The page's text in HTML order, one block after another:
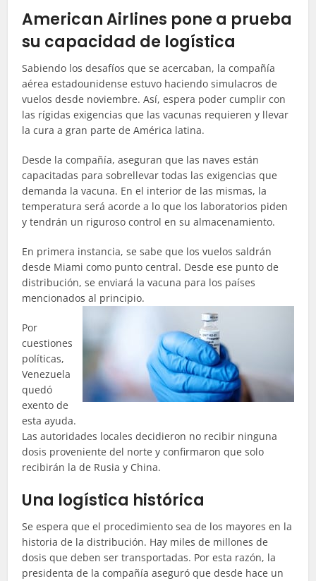
American Airlines pone a prueba
su capacidad de logística
Sabiendo los desafíos que se acercaban, la compañía
aérea estadounidense estuvo haciendo simulacros de
vuelos desde noviembre. Así, espera poder cumplir con
las rígidas exigencias que las vacunas requieren y llevar
la cura a gran parte de América latina.
Desde la compañía, aseguran que las naves están
capacitadas para sobrellevar todas las exigencias que
demanda la vacuna. En el interior de las mismas, la
temperatura será acorde a lo que los laboratorios piden
y tendrán un riguroso control en su almacenamiento.
En primera instancia, se sabe que los vuelos saldrán
desde Miami como punto central. Desde ese punto de
distribución, se enviará la vacuna para los países
mencionados al principio.
Por
cuestiones
políticas,
Venezuela
quedó
exento de
esta ayuda.
Las autoridades locales decidieron no recibir ninguna
dosis proveniente del norte y confirmaron que solo
recibirán la de Rusia y China.
Una logística histórica
Se espera que el procedimiento sea de los mayores en la
historia de la distribución. Hay miles de millones de
dosis que deben ser transportadas. Por esta razón, la
presidenta de la compañía aseguró que desde hace un